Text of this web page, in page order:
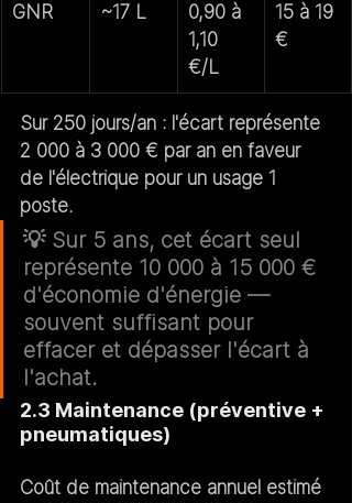
GNR ~17 L
0,90 à
1,10
€/L
15 à 19
€
Sur 250 jours/an : l'écart représente
2 000 à 3 000 € par an en faveur
de l'électrique pour un usage 1
poste.
💡 Sur 5 ans, cet écart seul
représente 10 000 à 15 000 €
d'économie d'énergie —
souvent suffisant pour
effacer et dépasser l'écart à
l'achat.
2.3 Maintenance (préventive +
pneumatiques)
Coût de maintenance annuel estimé